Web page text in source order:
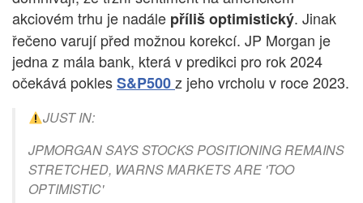
akciovém trhu je nadále příliš optimistický. Jinak
řečeno varují před možnou korekcí. JP Morgan je
jedna z mála bank, která v predikci pro rok 2024
očekává poklesS&P500z jeho vrcholu v roce 2023.
JUST IN:
JPMORGAN SAYS STOCKS POSITIONING REMAINS
STRETCHED, WARNS MARKETS ARE 'TOO
OPTIMISTIC'